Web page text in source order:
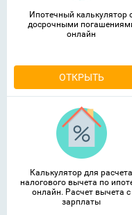
Ипотечный калькулятор
досрочными
онлайн
ОТКРЫТЬ
Калькулятор для расчета
налогового вычета по
онлайн. Расчет вычета с
зарплаты